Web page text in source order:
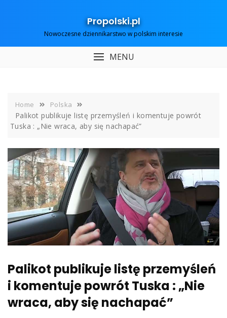
Propolski.pl
Nowoczesne dziennikarstwo w polskim interesie
MENU
Home Polska
Palikot publikuje listę przemyśleń i komentuje powrót
Tuska : „Nie wraca, aby się nachapać”
Palikot publikuje listę przemyśleń
i komentuje powrót Tuska : „Nie
wraca, aby się nachapać”